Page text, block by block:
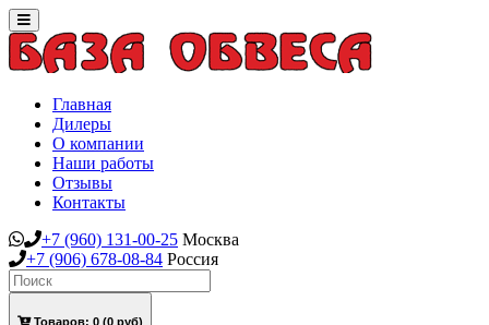
Toggle
navigation
Главная
Дилеры
О компании
Наши работы
Отзывы
Контакты
+7 (960) 131-00-25 Москва
+7 (906) 678-08-84 Россия
Товаров: 0 (0 руб)